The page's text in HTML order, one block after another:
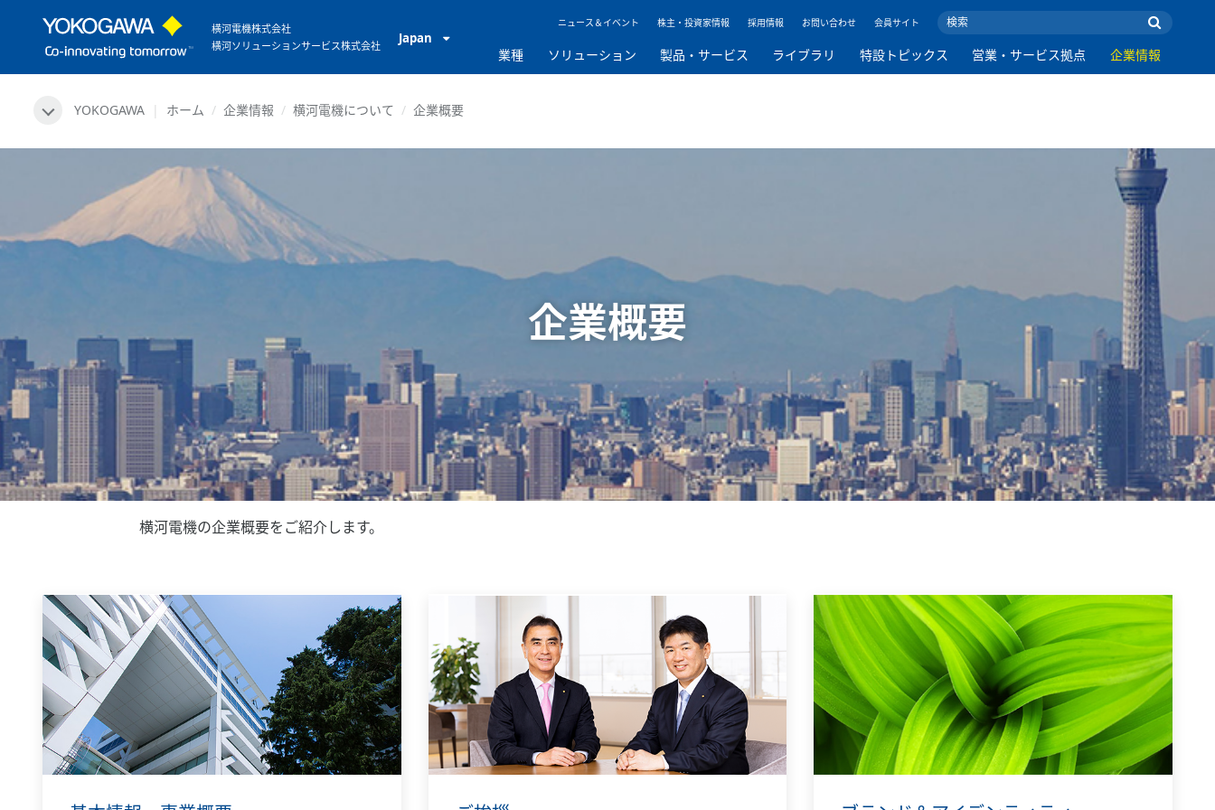
横河電機株式会社
横河ソリューションサービス株式会社
Japan
ニュース＆イベント 株主・投資家情報 採用情報 お問い合わせ 会員サイト
業種 ソリューション 製品・サービス ライブラリ 特設トピックス 営業・サービス拠点 企業情報
YOKOGAWA ホーム 企業情報 横河電機について 企業概要
企業概要
横河電機の企業概要をご紹介します。